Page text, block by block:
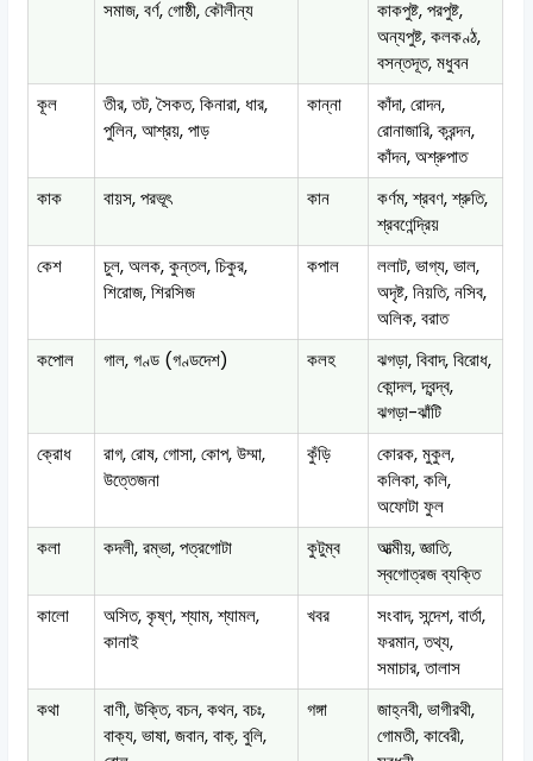
সমাজ, বর্ণ, গোষ্ঠী, কৌলীন্য
কাকপুষ্ট, পরপুষ্ট,
অন্যপুষ্ট, কলকণ্ঠ,
বসন্তদূত, মধুবন
কূল
তীর, তট, সৈকত, কিনারা, ধার,
পুলিন, আশ্রয়, পাড়
কান্না
কাঁদা, রোদন,
রোনাজারি, ক্রন্দন,
কাঁদন, অশ্রুপাত
কাক
বায়স, পরভূৎ কান
কর্ণম, শ্রবণ, শ্রুতি,
শ্রবণেন্দ্রিয়
কেশ
চুল, অলক, কুন্তল, চিকুর,
শিরোজ, শিরসিজ
কপাল
ললাট, ভাগ্য, ভাল,
অদৃষ্ট, নিয়তি, নসিব,
অলিক, বরাত
কপোল
গাল, গণ্ড (গণ্ডদেশ) কলহ
ঝগড়া, বিবাদ, বিরোধ,
কোন্দল, দ্বন্দ্ব,
ঝগড়া-ঝাঁটি
ক্রোধ
রাগ, রোষ, গোসা, কোপ, উম্মা,
উত্তেজনা
কুঁড়ি
কোরক, মুকুল,
কলিকা, কলি,
অফোটা ফুল
কলা
কদলী, রম্ভা, পত্রগোটা কুটুম্ব
আত্মীয়, জ্ঞাতি,
স্বগোত্রজ ব্যক্তি
কালো
অসিত, কৃষ্ণ, শ্যাম, শ্যামল,
কানাই
খবর
সংবাদ, সন্দেশ, বার্তা,
ফরমান, তথ্য,
সমাচার, তালাস
কথা
বাণী, উক্তি, বচন, কথন, বচঃ,
বাক্য, ভাষা, জবান, বাক্, বুলি,
গঙ্গা
জাহ্নবী, ভাগীরথী,
গোমতী, কাবেরী,